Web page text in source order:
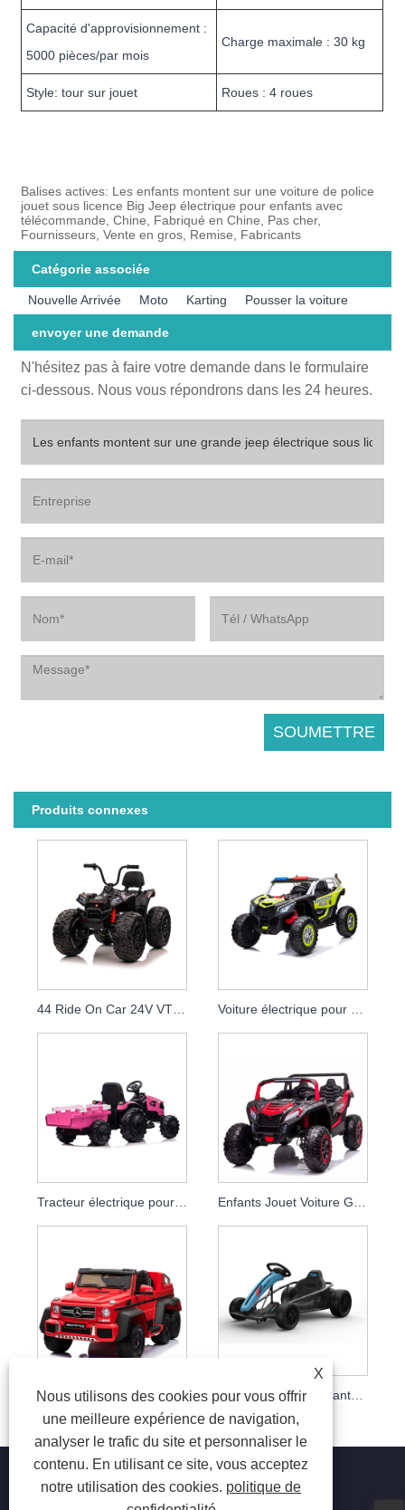
Capacité d'approvisionnement :
5000 pièces/par mois
Charge maximale : 30 kg
Style: tour sur jouet Roues : 4 roues
Balises actives: Les enfants montent sur une voiture de police
jouet sous licence Big Jeep électrique pour enfants avec
télécommande, Chine, Fabriqué en Chine, Pas cher,
Fournisseurs, Vente en gros, Remise, Fabricants
Catégorie associée
Nouvelle Arrivée Moto Karting Pousser la voiture
envoyer une demande
N'hésitez pas à faire votre demande dans le formulaire
ci-dessous. Nous vous répondrons dans les 24 heures.
Produits connexes
44 Ride On Car 24V VTT électrique pour bébé
Tracteur électrique pour enfants 24v le plus récent sur les voitures
Voiture à piles Mercedes sous licence pour voiture jouet pour enfant
X
Nous utilisons des cookies pour vous offrir
une meilleure expérience de navigation,
analyser le trafic du site et personnaliser le
contenu. En utilisant ce site, vous acceptez
notre utilisation des cookies. politique de